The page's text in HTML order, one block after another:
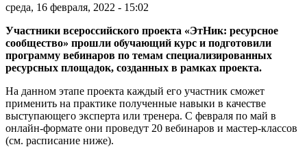
среда, 16 февраля, 2022 - 15:02
Участники всероссийского проекта «ЭтНик: ресурсное
сообщество» прошли обучающий курс и подготовили
программу вебинаров по темам специализированных
ресурсных площадок, созданных в рамках проекта.
На данном этапе проекта каждый его участник сможет
применить на практике полученные навыки в качестве
выступающего эксперта или тренера. С февраля по май в
онлайн-формате они проведут 20 вебинаров и мастер-классов
(см. расписание ниже).